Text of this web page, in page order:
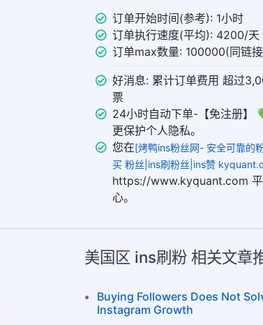
订单开始时间(参考): 1小时
订单执行速度(平均): 4200/天
订单max数量: 100000(同链
好消息: 累计订单费用 超过
票
24小时自动下单-【免注册】
更保护个人隐私。
您在[烤鸭ins粉丝网- 安全可靠的
买 粉丝|ins刷粉丝|ins赞
https://www.kyquant.com 平
心。
美国区 ins刷粉 相关文章
Buying Followers Does Not
Instagram Growth